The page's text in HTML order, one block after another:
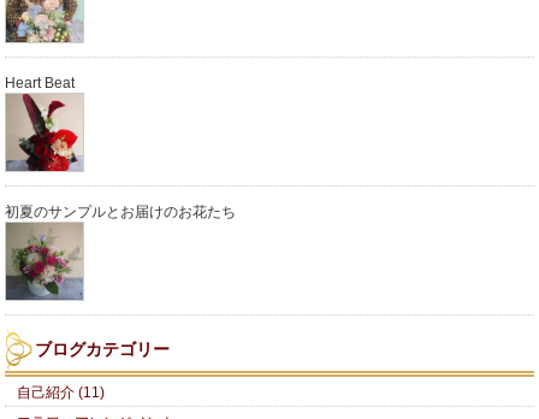
Heart Beat
初夏のサンプルとお届けのお花たち
ブログカテゴリー
自己紹介 (11)